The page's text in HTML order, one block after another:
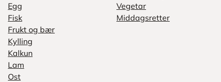
Egg
Fisk
Frukt og bær
Kylling
Kalkun
Lam
Ost
Vegetar
Middagsretter